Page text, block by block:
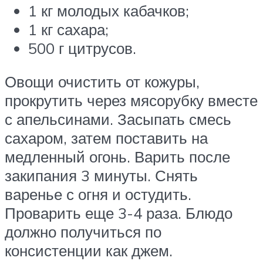
1 кг молодых кабачков;
1 кг сахара;
500 г цитрусов.
Овощи очистить от кожуры,
прокрутить через мясорубку вместе
с апельсинами. Засыпать смесь
сахаром, затем поставить на
медленный огонь. Варить после
закипания 3 минуты. Снять
варенье с огня и остудить.
Проварить еще 3-4 раза. Блюдо
должно получиться по
консистенции как джем.